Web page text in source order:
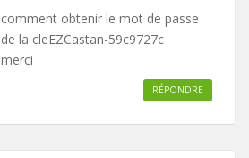
comment obtenir le mot de passe
de la cleEZCastan-59c9727c
merci
RÉPONDRE